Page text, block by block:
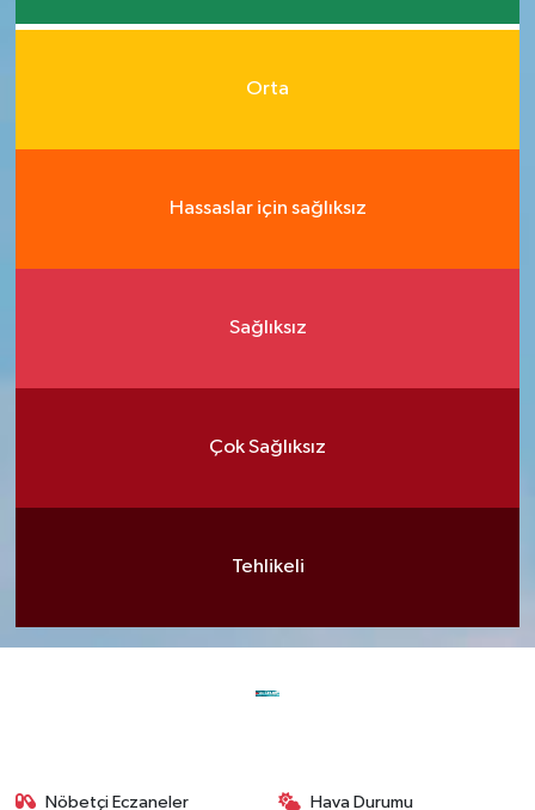
Orta
Hassaslar için sağlıksız
Sağlıksız
Çok Sağlıksız
Tehlikeli
Nöbetçi Eczaneler Hava Durumu